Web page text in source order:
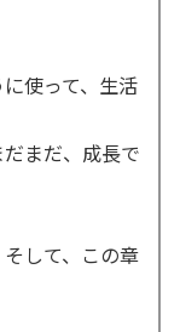
使って、生活
まだ、成長で
して、この章